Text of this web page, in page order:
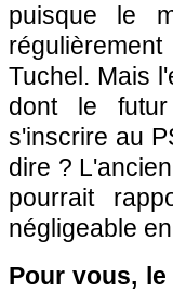
puisque le
Tuchel. Mais
dont le
s'inscrire au
dire ?
pourrait
négligeable
Pour vous,